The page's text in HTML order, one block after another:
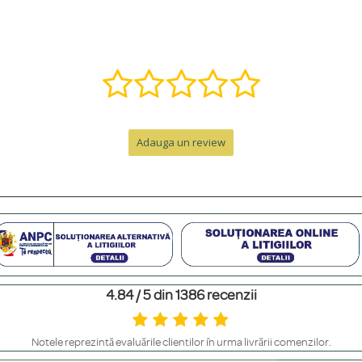
la care se adaugă timpul de livrare.
Pentru un cadou memorabil, poți adăuga o cutie premium cu
să le ferești de contactul direct cu parfumuri sau creme, să le scoți înainte
Adauga un review
4.84 / 5 din 1386 recenzii
Notele reprezintă evaluările clienților în urma livrării comenzilor.